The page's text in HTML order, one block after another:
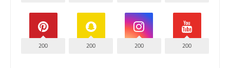
200
200
200
200